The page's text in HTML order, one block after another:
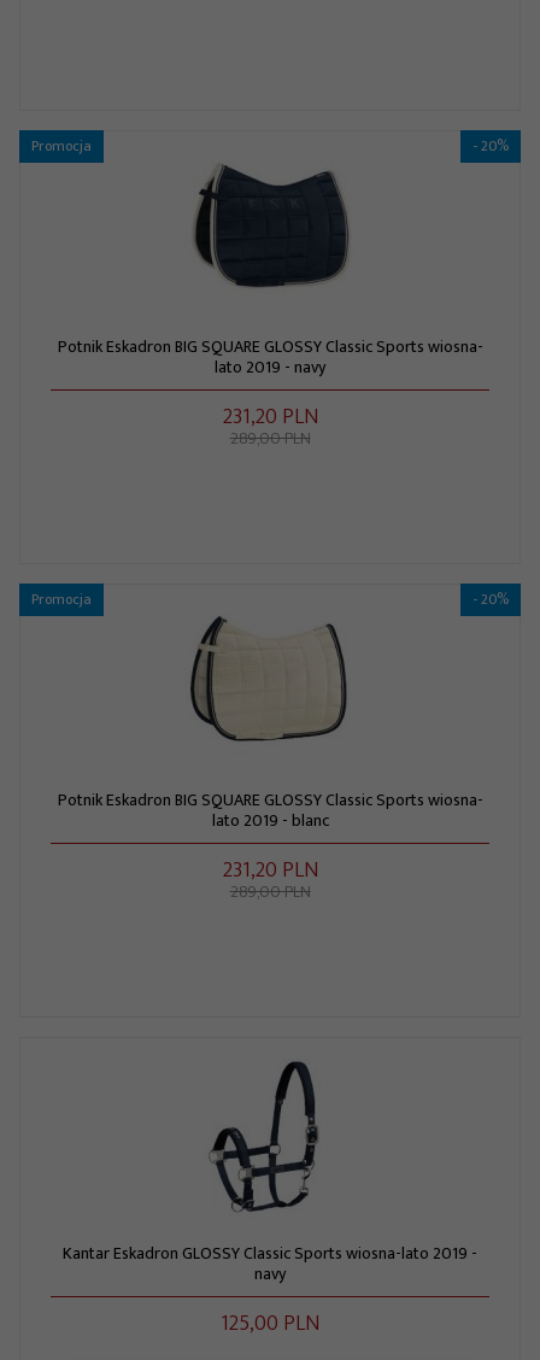
Promocja - 20%
Potnik Eskadron BIG SQUARE GLOSSY Classic Sports wiosna-
lato 2019 - navy
231,20 PLN
289,00 PLN
Promocja - 20%
Potnik Eskadron BIG SQUARE GLOSSY Classic Sports wiosna-
lato 2019 - blanc
231,20 PLN
289,00 PLN
Kantar Eskadron GLOSSY Classic Sports wiosna-lato 2019 -
navy
125,00 PLN